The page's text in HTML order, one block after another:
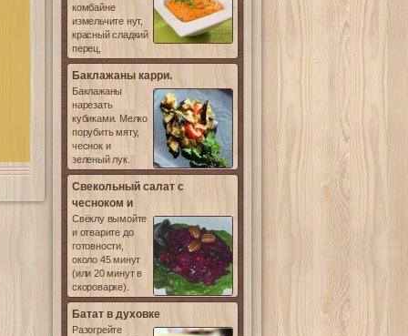
комбайне
измельчите нут,
красный сладкий
перец,
Баклажаны карри.
Баклажаны
нарезать
кубиками. Мелко
порубить мяту,
чеснок и
зеленый лук.
Свекольный салат с
чесноком и
Свёклу вымойте
и отварите до
готовности,
около 45 минут
(или 20 минут в
скороварке).
Батат в духовке
Разогрейте